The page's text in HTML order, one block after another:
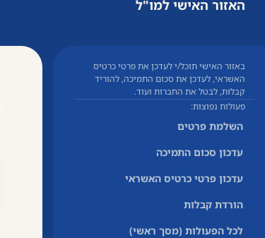
האזור האישי למו"ל
באזור האישי תוכל/י לעדכן את פרטי כרטיס
האשראי, לעדכן את סכום התמיכה, להוריד
קבלות, לבטל את החברות ועוד.
פעולות נפוצות:
השלמת פרטים
עדכון סכום התמיכה
עדכון פרטי כרטיס האשראי
הורדת קבלות
לכל הפעולות (מסך ראשי)